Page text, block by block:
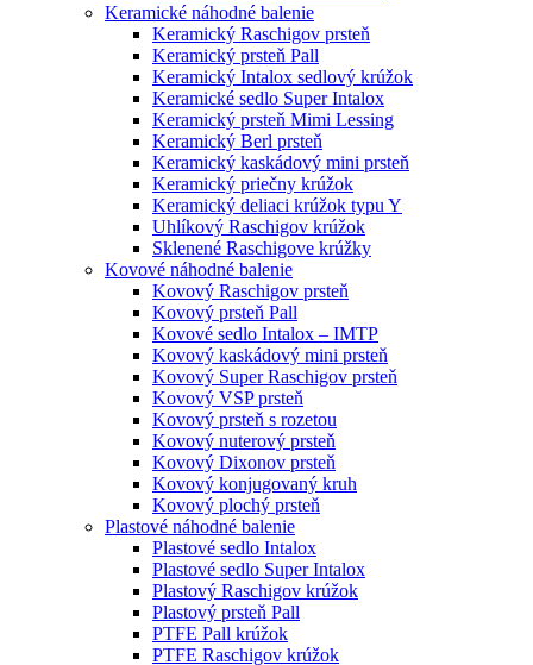
Keramické náhodné balenie
Keramický Raschigov prsteň
Keramický prsteň Pall
Keramický Intalox sedlový krúžok
Keramické sedlo Super Intalox
Keramický prsteň Mimi Lessing
Keramický Berl prsteň
Keramický kaskádový mini prsteň
Keramický priečny krúžok
Keramický deliaci krúžok typu Y
Uhlíkový Raschigov krúžok
Sklenené Raschigove krúžky
Kovové náhodné balenie
Kovový Raschigov prsteň
Kovový prsteň Pall
Kovové sedlo Intalox – IMTP
Kovový kaskádový mini prsteň
Kovový Super Raschigov prsteň
Kovový VSP prsteň
Kovový prsteň s rozetou
Kovový nuterový prsteň
Kovový Dixonov prsteň
Kovový konjugovaný kruh
Kovový plochý prsteň
Plastové náhodné balenie
Plastové sedlo Intalox
Plastové sedlo Super Intalox
Plastový Raschigov krúžok
Plastový prsteň Pall
PTFE Pall krúžok
PTFE Raschigov krúžok